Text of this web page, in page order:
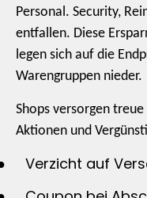
Personal. Security,
entfallen. Diese
legen sich auf die
Warengruppen nieder.
Shops versorgen
Aktionen und
Verzicht auf